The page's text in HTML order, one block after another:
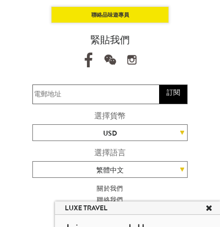
聯絡品味遊專員
緊貼我們
訂閱
選擇貨幣
USD
選擇語言
繁體中文
關於我們
聯絡我們
加入我們
旅遊網站地圖
LUXE TRAVEL